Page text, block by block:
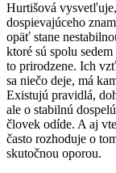
Hurtišová
dospievajúceho
opäť stane
ktoré sú spolu
to prirodzene. Ich
sa niečo deje, má
Existujú pravidlá,
ale o stabilnú
človek odíde. A aj
často rozhoduje o
skutočnou oporou.